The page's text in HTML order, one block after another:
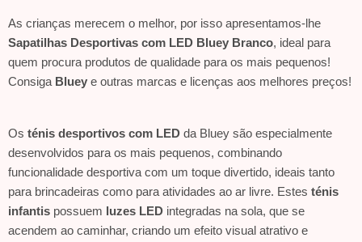
As crianças merecem o melhor, por isso apresentamos-lhe
Sapatilhas Desportivas com LED Bluey Branco, ideal para
quem procura produtos de qualidade para os mais pequenos!
Consiga Bluey e outras marcas e licenças aos melhores preços!
Os ténis desportivos com LED da Bluey são especialmente
desenvolvidos para os mais pequenos, combinando
funcionalidade desportiva com um toque divertido, ideais tanto
para brincadeiras como para atividades ao ar livre. Estes ténis
infantis possuem luzes LED integradas na sola, que se
acendem ao caminhar, criando um efeito visual atrativo e